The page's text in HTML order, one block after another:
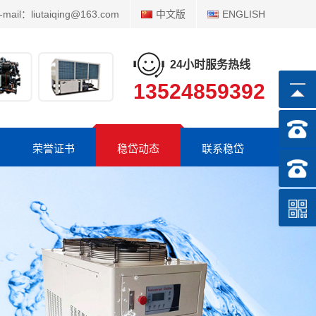
mail：liutaiqing@163.com 中文版 ENGLISH
24小时服务热线
13524859392
荣誉证书 稳岱动态 联系稳岱